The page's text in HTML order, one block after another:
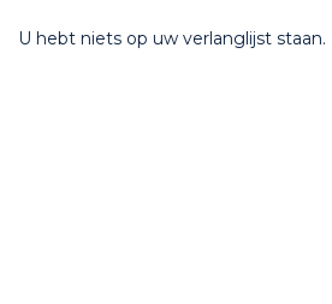
U hebt niets op uw verlanglijst staan.